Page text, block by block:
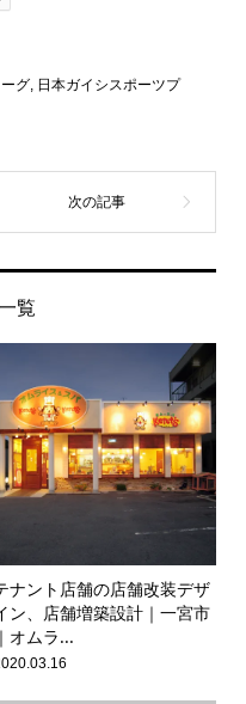
グ, 日本ガイシスポーツプ
覧
ナント店舗の店舗改装デザ
ン、店舗増築設計｜一宮市
｜オムラ...